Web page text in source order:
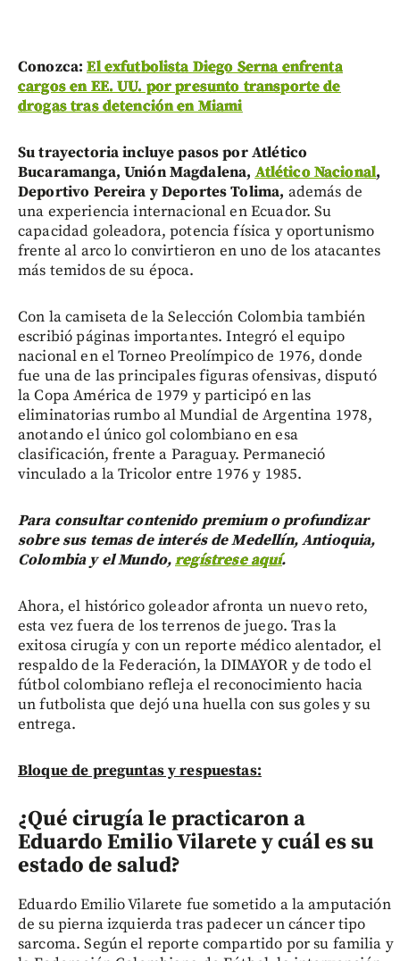
Conozca:El exfutbolista Diego Serna enfrenta
cargos en EE. UU. por presunto transporte de
drogas tras detención en Miami
Su trayectoria incluye pasos por Atlético
Bucaramanga, Unión Magdalena, Atlético Nacional,
Deportivo Pereira y Deportes Tolima, además de
una experiencia internacional en Ecuador. Su
capacidad goleadora, potencia física y oportunismo
frente al arco lo convirtieron en uno de los atacantes
más temidos de su época.
Con la camiseta de la Selección Colombia también
escribió páginas importantes. Integró el equipo
nacional en el Torneo Preolímpico de 1976, donde
fue una de las principales figuras ofensivas, disputó
la Copa América de 1979 y participó en las
eliminatorias rumbo al Mundial de Argentina 1978,
anotando el único gol colombiano en esa
clasificación, frente a Paraguay. Permaneció
vinculado a la Tricolor entre 1976 y 1985.
Para consultar contenido premium o profundizar
sobre sus temas de interés de Medellín, Antioquia,
Colombia y el Mundo,regístrese aquí.
Ahora, el histórico goleador afronta un nuevo reto,
esta vez fuera de los terrenos de juego. Tras la
exitosa cirugía y con un reporte médico alentador, el
respaldo de la Federación, la DIMAYOR y de todo el
fútbol colombiano refleja el reconocimiento hacia
un futbolista que dejó una huella con sus goles y su
entrega.
Bloque de preguntas y respuestas:
¿Qué cirugía le practicaron a
Eduardo Emilio Vilarete y cuál es su
estado de salud?
Eduardo Emilio Vilarete fue sometido a la amputación
de su pierna izquierda tras padecer un cáncer tipo
sarcoma. Según el reporte compartido por su familia y